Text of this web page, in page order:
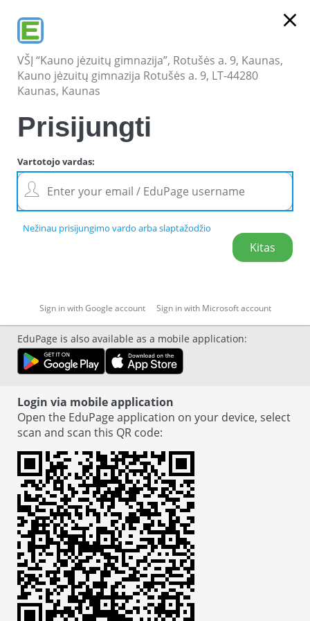
VŠĮ “Kauno jėzuitų gimnazija”, Rotušės a. 9, Kaunas,
Kauno jėzuitų gimnazija Rotušės a. 9, LT-44280
Kaunas, Kaunas
close
Prisijungti
Vartotojo vardas:
Nežinau prisijungimo vardo arba slaptažodžio
Sign in with Google account Sign in with Microsoft account
EduPage is also available as a mobile application:
Login via mobile application
Open the EduPage application on your device, select
scan and scan this QR code: